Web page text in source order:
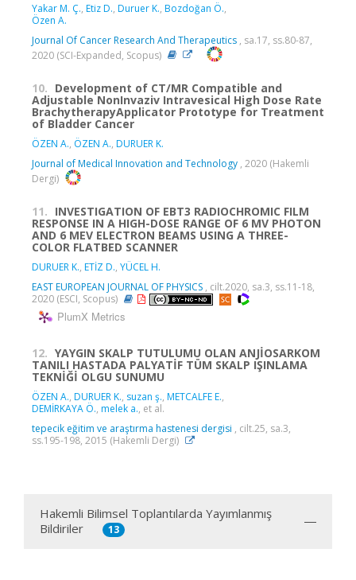
Yakar M. Ç., Etiz D., Duruer K., Bozdoğan Ö.,
Özen A.
Journal Of Cancer Research And Therapeutics , sa.17, ss.80-87,
2020 (SCI-Expanded, Scopus)
10. Development of CT/MR Compatible and
Adjustable NonInvaziv Intravesical High Dose Rate
BrachytherapyApplicator Prototype for Treatment
of Bladder Cancer
ÖZEN A., ÖZEN A., DURUER K.
Journal of Medical Innovation and Technology , 2020 (Hakemli
Dergi)
11. INVESTIGATION OF EBT3 RADIOCHROMIC FILM
RESPONSE IN A HIGH-DOSE RANGE OF 6 MV PHOTON
AND 6 MEV ELECTRON BEAMS USING A THREE-
COLOR FLATBED SCANNER
DURUER K., ETİZ D., YÜCEL H.
EAST EUROPEAN JOURNAL OF PHYSICS , cilt.2020, sa.3, ss.11-18,
2020 (ESCI, Scopus)
PlumX Metrics
12. YAYGIN SKALP TUTULUMU OLAN ANJİOSARKOM
TANILI HASTADA PALYATİF TÜM SKALP IŞINLAMA
TEKNİĞİ OLGU SUNUMU
ÖZEN A., DURUER K., suzan ş., METCALFE E.,
DEMİRKAYA Ö., melek a., et al.
tepecik eğitim ve araştırma hastenesi dergisi , cilt.25, sa.3,
ss.195-198, 2015 (Hakemli Dergi)
Hakemli Bilimsel Toplantılarda Yayımlanmış
Bildiriler
13